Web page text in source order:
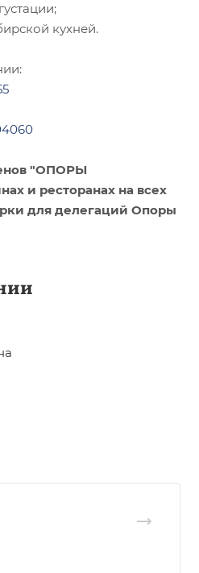
кухней.
"ОПОРЫ
и ресторанах на всех
для делегаций Опоры